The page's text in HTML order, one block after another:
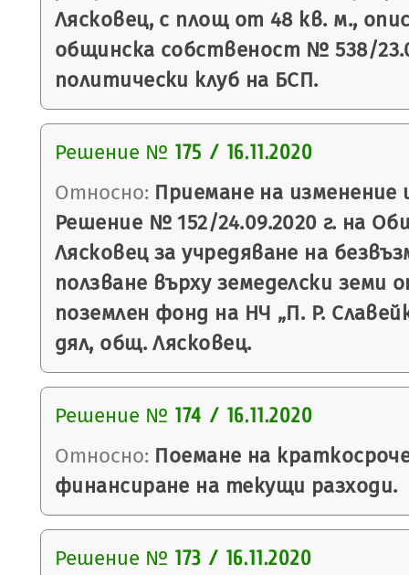
Лясковец, с площ от 48 кв. м.,
общинска собственост № 538/
политически клуб на БСП.
Решение № 175 / 16.11.2020
Относно: Приемане на изменение
Решение № 152/24.09.2020 г. на
Лясковец за учредяване на
ползване върху земеделски земи
поземлен фонд на НЧ „П. Р.
дял, общ. Лясковец.
Решение № 174 / 16.11.2020
Относно: Поемане на
финансиране на текущи разходи.
Решение № 173 / 16.11.2020